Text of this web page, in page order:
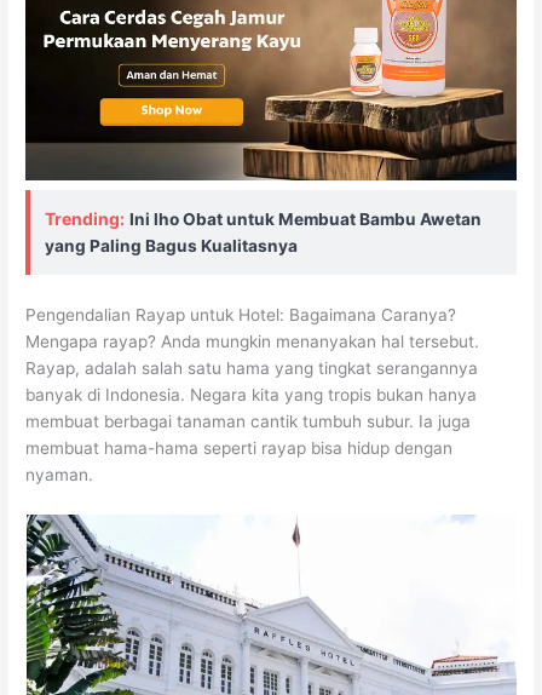
Trending: Ini lho Obat untuk Membuat Bambu Awetan
yang Paling Bagus Kualitasnya
Pengendalian Rayap untuk Hotel: Bagaimana Caranya?
Mengapa rayap? Anda mungkin menanyakan hal tersebut.
Rayap, adalah salah satu hama yang tingkat serangannya
banyak di Indonesia. Negara kita yang tropis bukan hanya
membuat berbagai tanaman cantik tumbuh subur. Ia juga
membuat hama-hama seperti rayap bisa hidup dengan
nyaman.